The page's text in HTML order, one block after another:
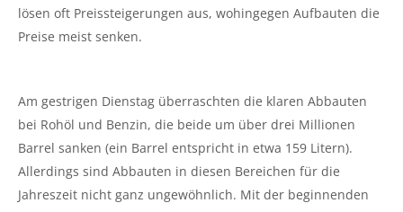
lösen oft Preissteigerungen aus, wohingegen Aufbauten die
Preise meist senken.
Am gestrigen Dienstag überraschten die klaren Abbauten
bei Rohöl und Benzin, die beide um über drei Millionen
Barrel sanken (ein Barrel entspricht in etwa 159 Litern).
Allerdings sind Abbauten in diesen Bereichen für die
Jahreszeit nicht ganz ungewöhnlich. Mit der beginnenden